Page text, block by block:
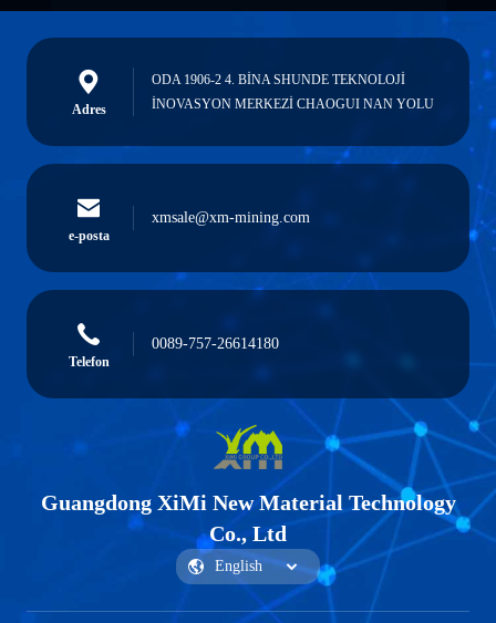
Adres
ODA 1906-2 4. BİNA SHUNDE TEKNOLOJİ
İNOVASYON MERKEZİ CHAOGUI NAN YOLU
e-posta
xmsale@xm-mining.com
Telefon
0089-757-26614180
Guangdong XiMi New Material Technology
Co., Ltd